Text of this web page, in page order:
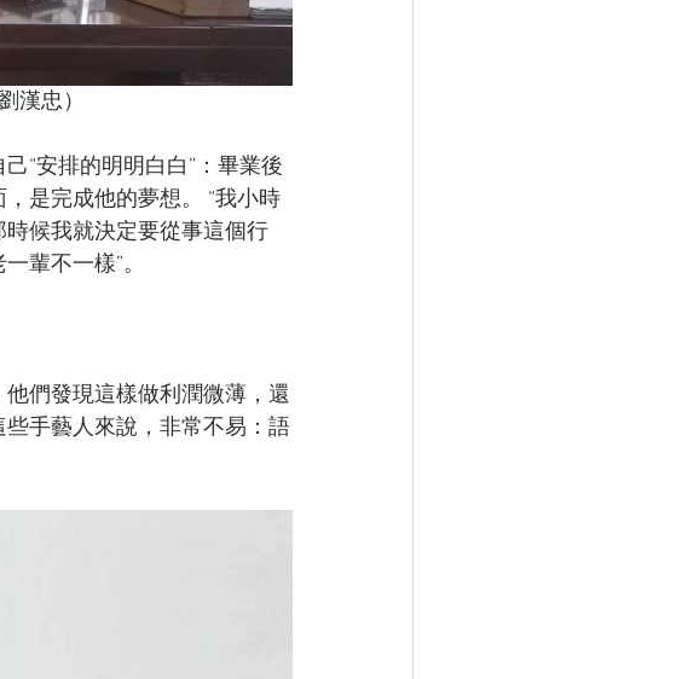
漢忠）
“安排的明明白白”：畢業後
是完成他的夢想。 “我小時
候我就決定要從事這個行
輩不一樣”。
們發現這樣做利潤微薄，還
手藝人來說，非常不易：語